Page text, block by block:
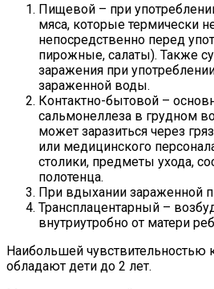
Пищевой – при
мяса, которые термически
непосредственно перед
пирожные, салаты). Также
заражения при
зараженной воды.
Контактно-бытовой –
сальмонеллеза в грудном
может заразиться через
или медицинского
столики, предметы ухода,
полотенца.
При вдыхании зараженной
Трансплацентарный –
внутриутробно от матери
Наибольшей чувствительностью
обладают дети до 2 лет.